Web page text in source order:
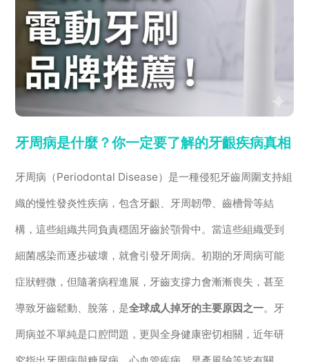
牙周病是什麼？你一定要了解的牙齦疾病真相
牙周病（Periodontal Disease）是一種侵犯牙齒周圍支持組
織的慢性發炎性疾病，包含牙齦、牙周韌帶、齒槽骨等結
構，這些組織共同負責穩固牙齒於顎骨中。當這些組織受到
細菌感染而逐步破壞，就會引發牙周病。初期的牙周病可能
症狀輕微，但隨著病程進展，牙齒支撐力會漸漸喪失，甚至
導致牙齒鬆動、脫落，是全球成人掉牙的主要原因之一。牙
周病並不單純是口腔問題，更與全身健康密切相關，近年研